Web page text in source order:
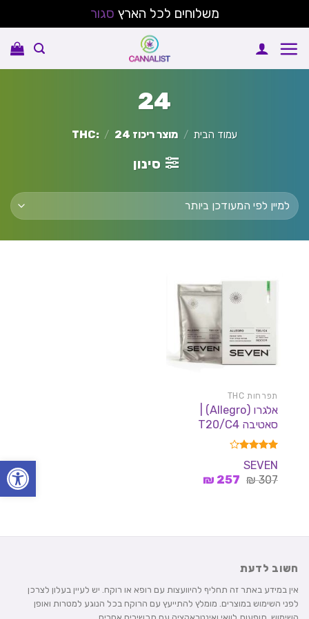
פתח
משלוחים לכל הארץ סגור
to
24
עמוד הבית / מוצר ריכוז THC: / 24
סינון
תפרחות THC
אלגרו (Allegro) |
סאטיבה T20/C4
דורג4.18
מתוך 5
SEVEN
307
₪ המחיר
257
₪המחיר
חשוב לדעת
אין במידע באתר זה תחליף להיוועצות עם רופא או רוקח. יש לעיין בעלון לצרכן
לפני השימוש במוצרים. מומלץ להתייעץ עם הרוקח בכל הנוגע למטרות ואופן